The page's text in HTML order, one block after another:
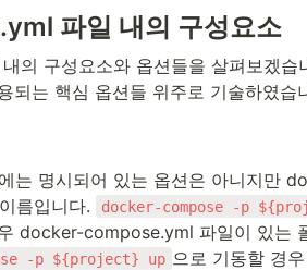
파일 내의 구성요소
의 구성요소와 옵션들을 살펴보겠습
되는 핵심 옵션들 위주로 기술하였습
는 명시되어 있는 옵션은 아니지만
름입니다.
docker-compose -p
docker-compose.yml 파일이 있는
-p ${project} up 으로 기동할 경